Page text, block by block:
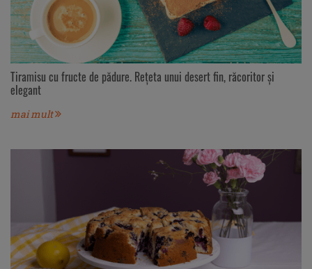
Tiramisu cu fructe de pădure. Rețeta unui desert fin, răcoritor și
elegant
mai mult